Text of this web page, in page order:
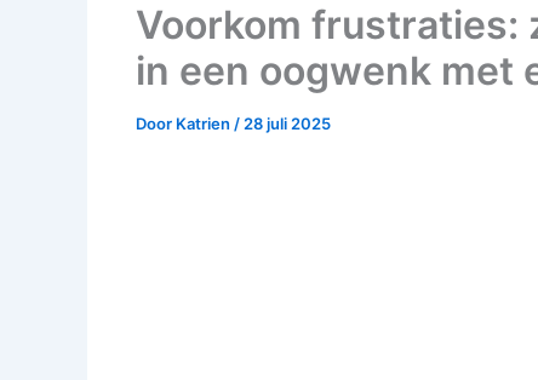
Voorkom frustraties:
in een oogwenk met
Door Katrien / 28 juli 2025